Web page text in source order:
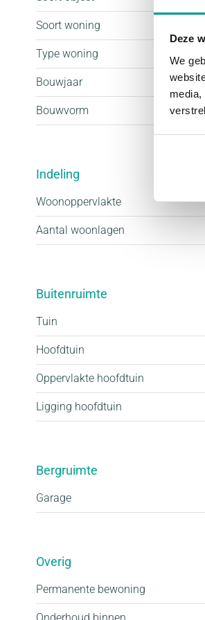
Deze
We
Soort woning
Type woning
Bouwjaar
Bouwvorm
Indeling
Woonoppervlakte
Aantal woonlagen
Buitenruimte
Tuin
Hoofdtuin
Oppervlakte hoofdtuin
Ligging hoofdtuin
Bergruimte
Garage
Overig
Permanente bewoning